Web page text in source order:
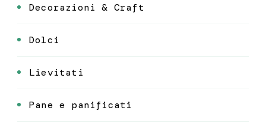
Decorazioni & Craft
Dolci
Lievitati
Pane e panificati